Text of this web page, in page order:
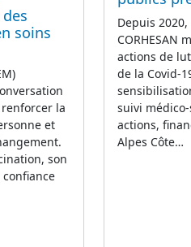
soins
la
et
son
Depuis 2020,
CORHESAN
actions de
de la Covid-
suivi
actions,
Alpes Côte…